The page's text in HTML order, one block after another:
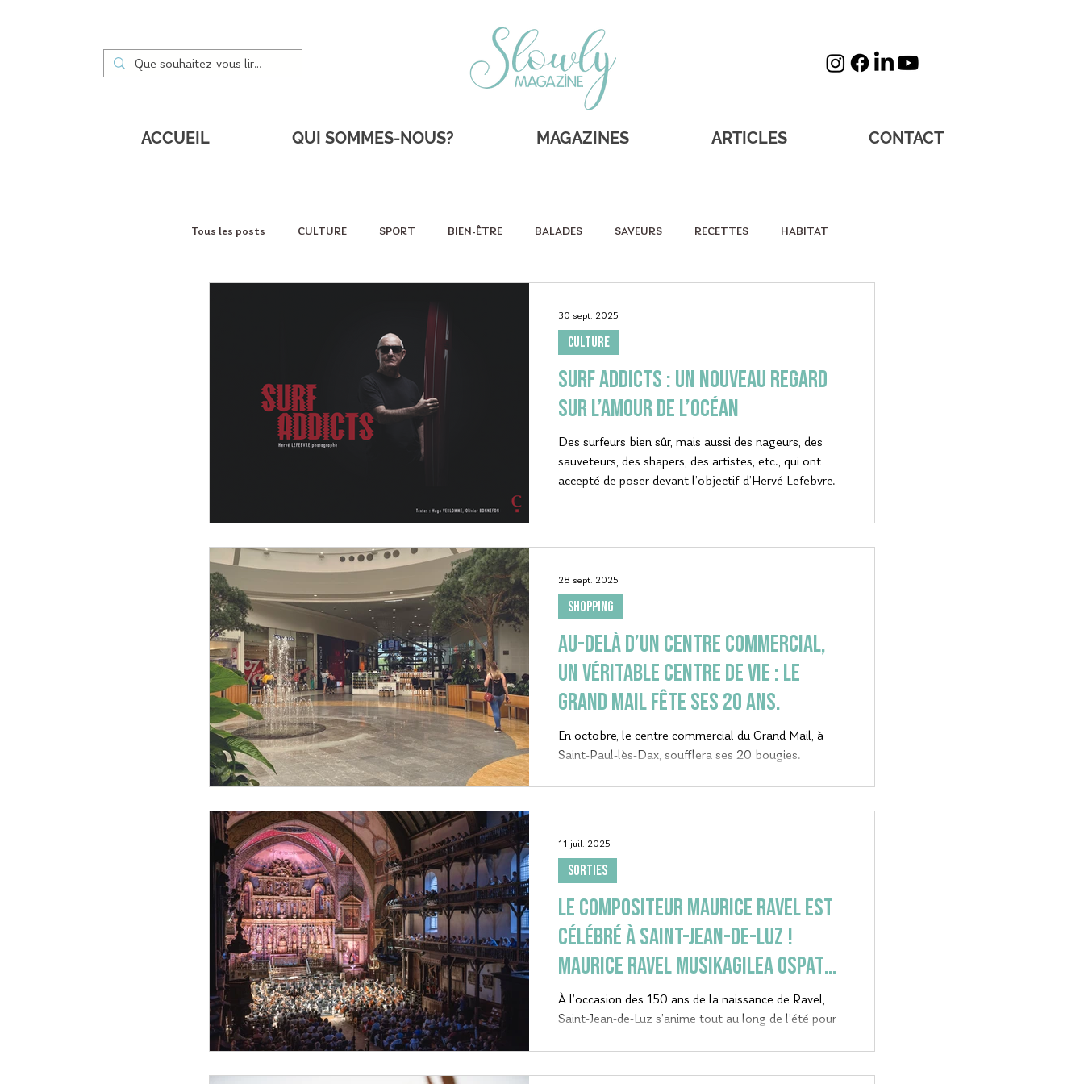
ACCUEIL QUI SOMMES-NOUS? MAGAZINES ARTICLES CONTACT
Tous les posts CULTURE SPORT BIEN-ÊTRE BALADES SAVEURS RECETTES HABITAT
SORTIES
SURF ADDICTS : un nouveau regard
sur l’amour de l’Océan
Des surfeurs bien sûr, mais aussi des nageurs, des
sauveteurs, des shapers, des artistes, etc., qui ont
accepté de poser devant l’objectif d’Hervé Lefebvre.
CULTURE
30 sept. 2025
Au-delà d’un centre commercial,
un véritable centre de vie : le
Grand Mail fête ses 20 ans.
En octobre, le centre commercial du Grand Mail, à
Saint-Paul-lès-Dax, soufflera ses 20 bougies.
SHOPPING
28 sept. 2025
Le compositeur MAURICE RAVEL est
célébré à Saint-Jean-de-Luz !
Maurice Ravel musikagilea ospatua
Donibane Lohizunen
À l’occasion des 150 ans de la naissance de Ravel,
Saint-Jean-de-Luz s’anime tout au long de l’été pour
Ciboure. Ravelen sortzearen 150. urtemugaren
SORTIES
11 juil. 2025